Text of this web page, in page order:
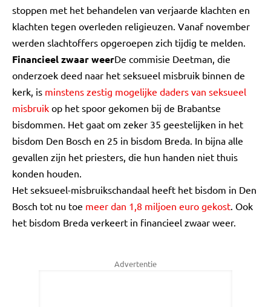
stoppen met het behandelen van verjaarde klachten en
klachten tegen overleden religieuzen. Vanaf november
werden slachtoffers opgeroepen zich tijdig te melden.
Financieel zwaar weerDe commisie Deetman, die
onderzoek deed naar het seksueel misbruik binnen de
kerk, is minstens zestig mogelijke daders van seksueel
misbruik op het spoor gekomen bij de Brabantse
bisdommen. Het gaat om zeker 35 geestelijken in het
bisdom Den Bosch en 25 in bisdom Breda. In bijna alle
gevallen zijn het priesters, die hun handen niet thuis
konden houden.
Het seksueel-misbruikschandaal heeft het bisdom in Den
Bosch tot nu toe meer dan 1,8 miljoen euro gekost. Ook
het bisdom Breda verkeert in financieel zwaar weer.
Advertentie